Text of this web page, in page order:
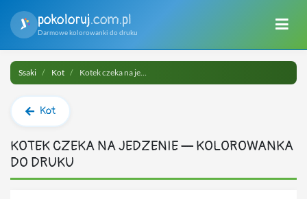
pokoloruj.com.pl
Darmowe kolorowanki do druku
Ssaki Kot Kotek czeka na jedzenie do druku
Kot
KOTEK CZEKA NA JEDZENIE — KOLOROWANKA
DO DRUKU